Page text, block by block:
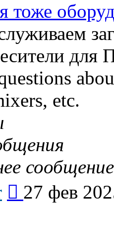
тоже
для
etc.
сообщение
последнему
27 фев